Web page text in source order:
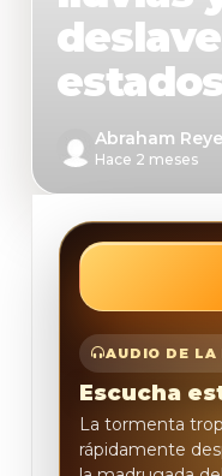
Abraham
Hace 2 meses
AUDIO DE LA
Escucha
La tormenta
rápidamente